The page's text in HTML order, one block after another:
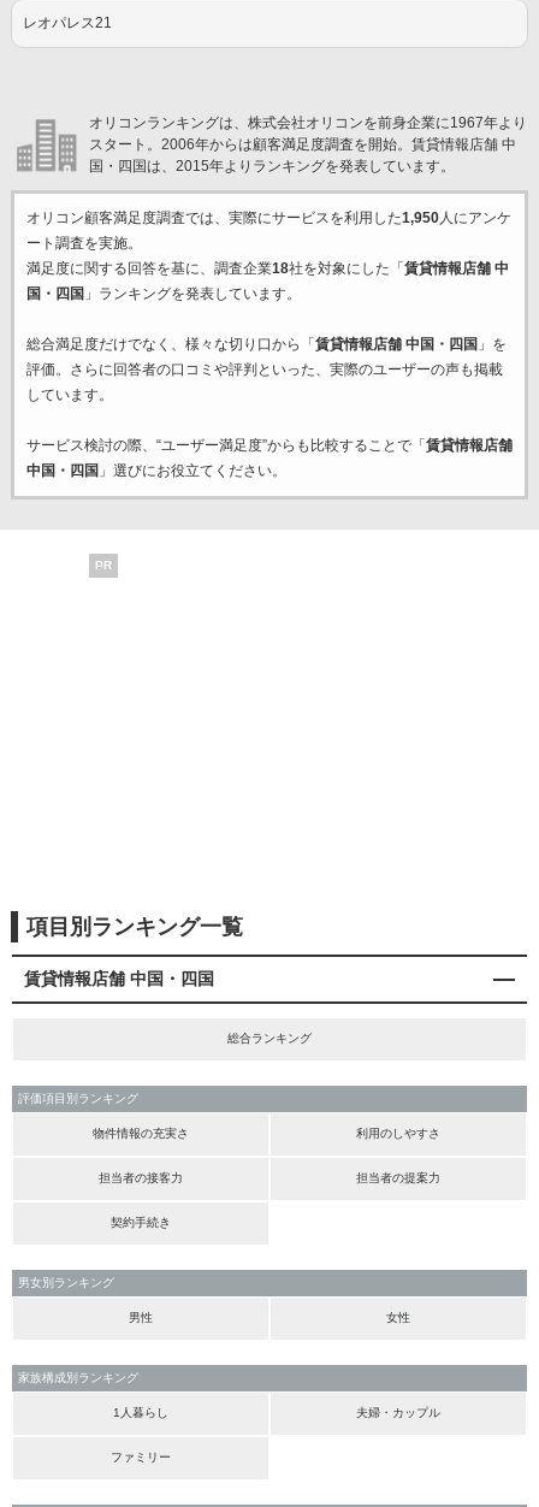
レオパレス21
オリコンランキングは、株式会社オリコンを前身企業に1967年より
スタート。2006年からは顧客満足度調査を開始。賃貸情報店舗 中
国・四国は、2015年よりランキングを発表しています。
オリコン顧客満足度調査では、実際にサービスを利用した1,950人にアンケ
ート調査を実施。
満足度に関する回答を基に、調査企業18社を対象にした「 賃貸情報店舗 中
国・四国 」ランキングを発表しています。
総合満足度だけでなく、様々な切り口から「 賃貸情報店舗 中国・四国 」を
評価。さらに回答者の口コミや評判といった、実際のユーザーの声も掲載
しています。
サービス検討の際、“ユーザー満足度”からも比較することで「 賃貸情報店舗
中国・四国 」選びにお役立てください。
PR
項目別ランキング一覧
賃貸情報店舗 中国・四国
総合ランキング
評価項目別ランキング
物件情報の充実さ 利用のしやすさ
担当者の接客力 担当者の提案力
契約手続き
男女別ランキング
男性 女性
家族構成別ランキング
1人暮らし 夫婦・カップル
ファミリー